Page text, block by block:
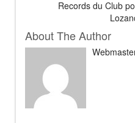
Records du Club
About The Author